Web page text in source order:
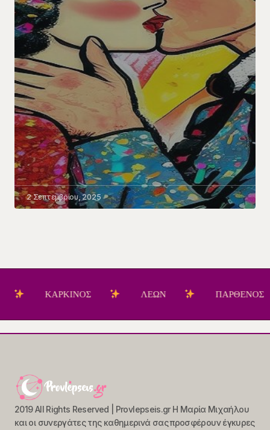
2 Σεπτεμβρίου, 2025
ΚΑΡΚΙΝΟΣ ΛΕΩΝ ΠΑΡΘΕΝΟΣ
2019 All Rights Reserved | Provlepseis.gr Η Μαρία Μιχαήλου
και οι συνεργάτες της καθημερινά σας προσφέρουν έγκυρες